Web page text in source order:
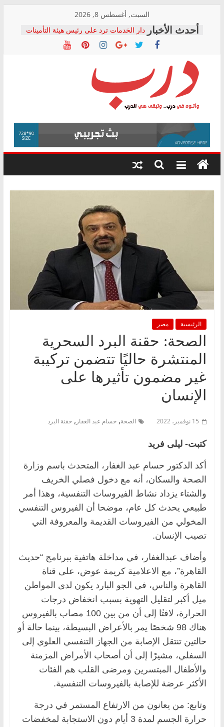
content
السبت, أغسطس 8, 2026
دار الخدمات ترد على رئيس هيئة التأمينات
بعد مؤتمره الصحفي: إنكار الأزمة لا ينهي
معاناة أصحاب المعاشات.. ونطالب بكشف
فرحات سليمان يكتب: القطاع الصحي إلى
أين؟
حزب التحالف الشعبي يطلق لجنة “الحق
في الصحة” بالإسكندرية لرصد الانتهاكات
ودعم المرضى
الوزاري لمدينة الصحفيين.. وانتهاء أعمال
إنشاء المبنى الإداري
المجلس القومي لحقوق الإنسان يعلن
متابعة قضية الدكتور محمد زهران.. ويؤكد:
قرينة البراءة وضمانات المحاكمة العادلة
درب
وأتوه
درب..
وتبقى
هي
الرئيسية مصر
الصحة: حقنة البرد السحرية
المنتشرة حاليًا تتضمن تركيبة
غير مضمون تأثيرها على
الإنسان
15 نوفمبر، 2022 الصحة, حسام عبد الغفار , حقنة البرد
كتبت- ليلى فريد
أكد الدكتور حسام عبد الغفار، المتحدث باسم وزارة
الصحة والسكان، أنه مع دخول فصلي الخريف
والشتاء يزداد نشاط الفيروسات التنفسية، وهذا أمر
طبيعي يحدث كل عام، موضحا أن الفيروس التنفسي
المخولي من الفيروسات القديمة والمعروفة التي
تصيب الإنسان.
وأضاف عبدالغفار، في مداخلة هاتفية ببرنامج “حديث
القاهرة”، مع الاعلامية كريمة عوض، على قناة
القاهرة والناس، في الجو البارد يكون لدى المواطن
ميل أكبر لتقليل التهوية بسبب انخفاض درجات
الحرارة، لافتًا إلى أن من بين 100 مصاب بالفيروس
هناك 98 شخصًا يمر بالأعراض البسيطة، بينما حالة أو
حالتين تنتقل الإصابة من الجهاز التنفسي العلوي إلى
السفلي، مشيرًا إلى أن أصحاب الأمراض المزمنة
والأطفال المبتسرين ومرضى القلب هم الفئات
الأكثر عرضة للإصابة بالفيروسات التنفسية.
وتابع: من يعانون من الارتفاع المستمر في درجة
حرارة الجسم لمدة 3 أيام دون الاستجابة لمخفضات